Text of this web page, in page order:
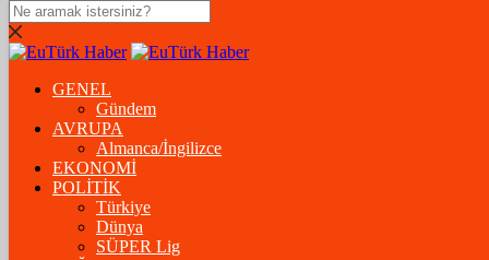
DOLAR
47,5574$% 0.18
EURO
54,8602€% 0.06
STERLİN
% 0.41
GRAM ALTIN
GENEL
Gündem
AVRUPA
Almanca/İngilizce
EKONOMİ
POLİTİK
Türkiye
Dünya
SÜPER Lig